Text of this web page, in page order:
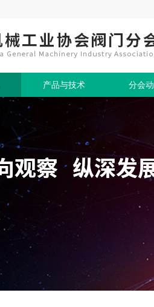
产品与技术 分会